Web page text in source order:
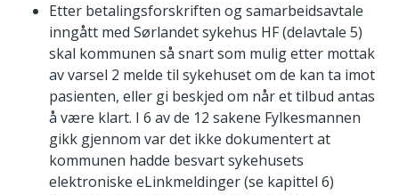
Etter betalingsforskriften og samarbeidsavtale
inngått med Sørlandet sykehus HF (delavtale 5)
skal kommunen så snart som mulig etter mottak
av varsel 2 melde til sykehuset om de kan ta imot
pasienten, eller gi beskjed om når et tilbud antas
å være klart. I 6 av de 12 sakene Fylkesmannen
gikk gjennom var det ikke dokumentert at
kommunen hadde besvart sykehusets
elektroniske eLinkmeldinger (se kapittel 6)